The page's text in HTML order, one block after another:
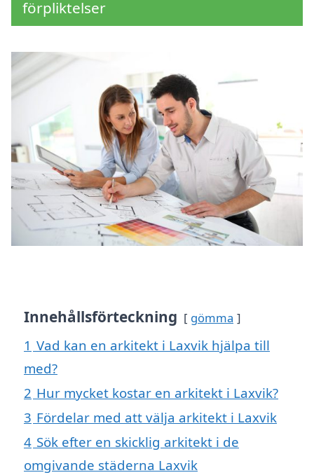
förpliktelser
Innehållsförteckning gömma
1 Vad kan en arkitekt i Laxvik hjälpa till
med?
2 Hur mycket kostar en arkitekt i Laxvik?
3 Fördelar med att välja arkitekt i Laxvik
4 Sök efter en skicklig arkitekt i de
omgivande städerna Laxvik